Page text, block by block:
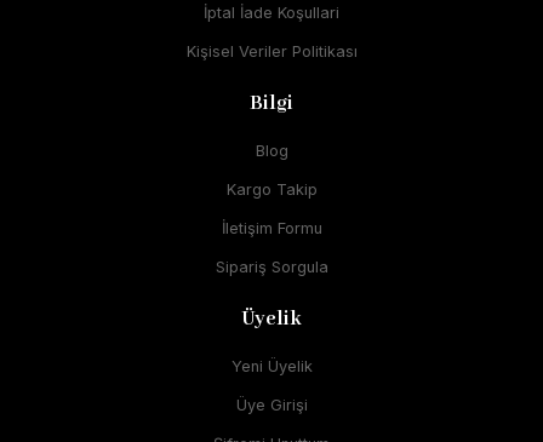
İptal İade Koşullari
Kişisel Veriler Politikası
Bilgi
Blog
Kargo Takip
İletişim Formu
Sipariş Sorgula
Üyelik
Yeni Üyelik
Üye Girişi